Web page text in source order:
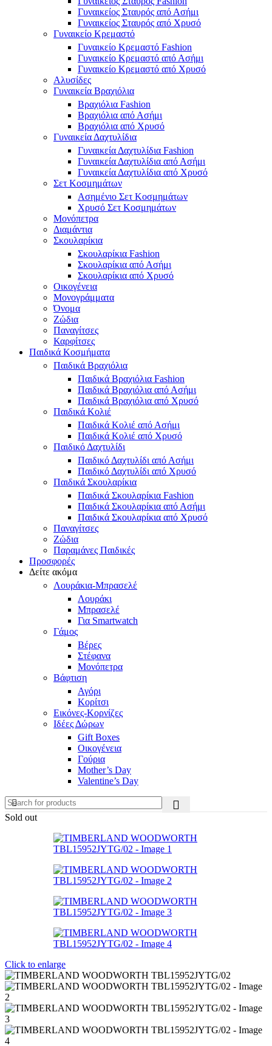
Γυναικείος Σταυρός από Ασήμι
Γυναικείος Σταυρός από Χρυσό
Γυναικείο Κρεμαστό
Γυναικείο Κρεμαστό Fashion
Γυναικείο Κρεμαστό από Ασήμι
Γυναικείο Κρεμαστό από Χρυσό
Αλυσίδες
Γυναικεία Βραχιόλια
Βραχιόλια Fashion
Βραχιόλια από Ασήμι
Βραχιόλια από Χρυσό
Γυναικεία Δαχτυλίδια
Γυναικεία Δαχτυλίδια Fashion
Γυναικεία Δαχτυλίδια από Ασήμι
Γυναικεία Δαχτυλίδια από Χρυσό
Σετ Κοσμημάτων
Ασημένιο Σετ Κοσμημάτων
Χρυσό Σετ Κοσμημάτων
Μονόπετρα
Διαμάντια
Σκουλαρίκια
Σκουλαρίκια Fashion
Σκουλαρίκια από Ασήμι
Σκουλαρίκια από Χρυσό
Οικογένεια
Μονογράμματα
Όνομα
Ζώδια
Παναγίτσες
Καρφίτσες
Παιδικά Κοσμήματα
Παιδικά Βραχιόλια
Παιδικά Βραχιόλια Fashion
Παιδικά Βραχιόλια από Ασήμι
Παιδικά Βραχιόλια από Χρυσό
Παιδικά Κολιέ
Παιδικά Κολιέ από Ασήμι
Παιδικά Κολιέ από Χρυσό
Παιδικό Δαχτυλίδι
Παιδικό Δαχτυλίδι από Ασήμι
Παιδικό Δαχτυλίδι από Χρυσό
Παιδικά Σκουλαρίκια
Παιδικά Σκουλαρίκια Fashion
Παιδικά Σκουλαρίκια από Ασήμι
Παιδικά Σκουλαρίκια από Χρυσό
Παναγίτσες
Ζώδια
Παραμάνες Παιδικές
Προσφορές
Δείτε ακόμα
Λουράκια-Μπρασελέ
Λουράκι
Μπρασελέ
Για Smartwatch
Γάμος
Βέρες
Στέφανα
Μονόπετρα
Βάφτιση
Αγόρι
Κορίτσι
Εικόνες-Κορνίζες
Ιδέες Δώρων
Gift Boxes
Οικογένεια
Γούρια
Mother’s Day
Valentine’s Day
Sold out
Click to enlarge